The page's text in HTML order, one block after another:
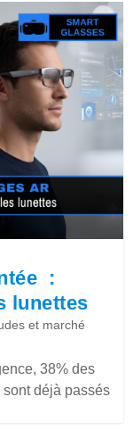
:
lunettes
et marché
38% des
déjà passés